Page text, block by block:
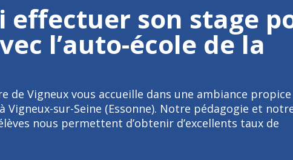
effectuer son stage
l’auto-école de la
de Vigneux vous accueille dans une ambiance propice
Vigneux-sur-Seine (Essonne). Notre pédagogie et
nous permettent d’obtenir d’excellents taux de